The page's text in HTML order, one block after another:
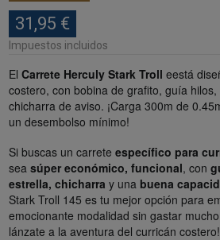
31,95 €
Impuestos incluidos
El Carrete Herculy Stark Troll eestá
costero, con bobina de grafito, guía
chicharra de aviso. ¡Carga 300m de
un desembolso mínimo!
Si buscas un carrete específico para
sea súper económico, funcional, con
estrella, chicharra y una buena
Stark Troll 145 es tu mejor opción para
emocionante modalidad sin gastar
lánzate a la aventura del curricán costero!